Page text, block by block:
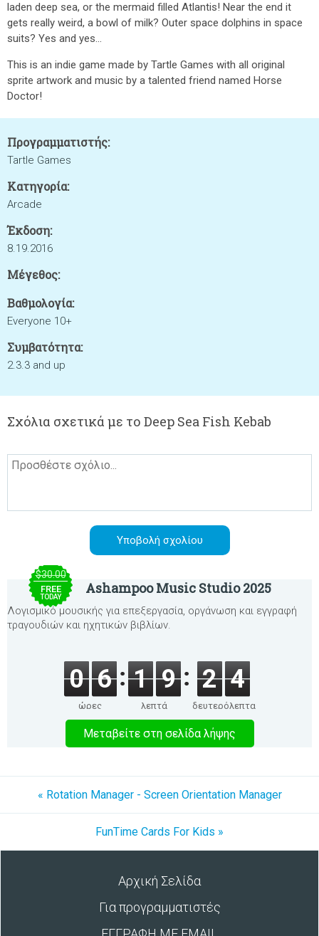
laden deep sea, or the mermaid filled Atlantis! Near the end it
gets really weird, a bowl of milk? Outer space dolphins in space
suits? Yes and yes...
This is an indie game made by Tartle Games with all original
sprite artwork and music by a talented friend named Horse
Doctor!
Προγραμματιστής:
Tartle Games
Κατηγορία:
Arcade
Έκδοση:
8.19.2016
Μέγεθος:
Βαθμολογία:
Everyone 10+
Συμβατότητα:
2.3.3 and up
Σχόλια σχετικά με το Deep Sea Fish Kebab
$30.00
FREE
TODAY
Ashampoo Music Studio 2025
Λογισμικό μουσικής για επεξεργασία, οργάνωση και εγγραφή
τραγουδιών και ηχητικών βιβλίων.
0 6
ώρες
1 9
λεπτά
2 4
δευτερόλεπτα
Μεταβείτε στη σελίδα λήψης
« Rotation Manager - Screen Orientation Manager
FunTime Cards For Kids »
Αρχική Σελίδα
Για προγραμματιστές